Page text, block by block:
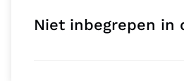
Niet inbegrepen in